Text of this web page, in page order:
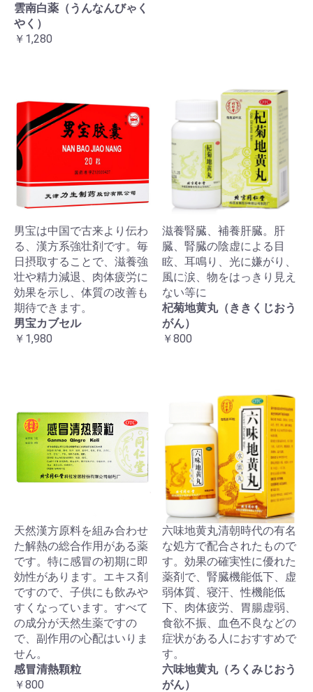
雲南白薬（うんなんびゃく
やく）
￥1,280
男宝は中国で古来より伝わ
る、漢方系強壮剤です。毎
日摂取することで、滋養強
壮や精力減退、肉体疲労に
効果を示し、体質の改善も
期待できます。
男宝カブセル
￥1,980
滋養腎臓、補養肝臓。肝
臓、腎臓の陰虚による目
眩、耳鳴り、光に嫌がり、
風に涙、物をはっきり見え
ない等に
杞菊地黄丸（ききくじおう
がん）
￥800
天然漢方原料を組み合わせ
た解熱の総合作用がある薬
です。特に感冒の初期に即
効性があります。エキス剤
ですので、子供にも飲みや
すくなっています。すべて
の成分が天然生薬ですの
で、副作用の心配はいりま
せん。
感冒清熱顆粒
￥800
六味地黄丸清朝時代の有名
な処方で配合されたもので
す。効果の確実性に優れた
薬剤で、腎臓機能低下、虚
弱体質、寝汗、性機能低
下、肉体疲労、胃腸虚弱、
食欲不振、血色不良などの
症状がある人におすすめで
す。
六味地黄丸（ろくみじおう
がん）